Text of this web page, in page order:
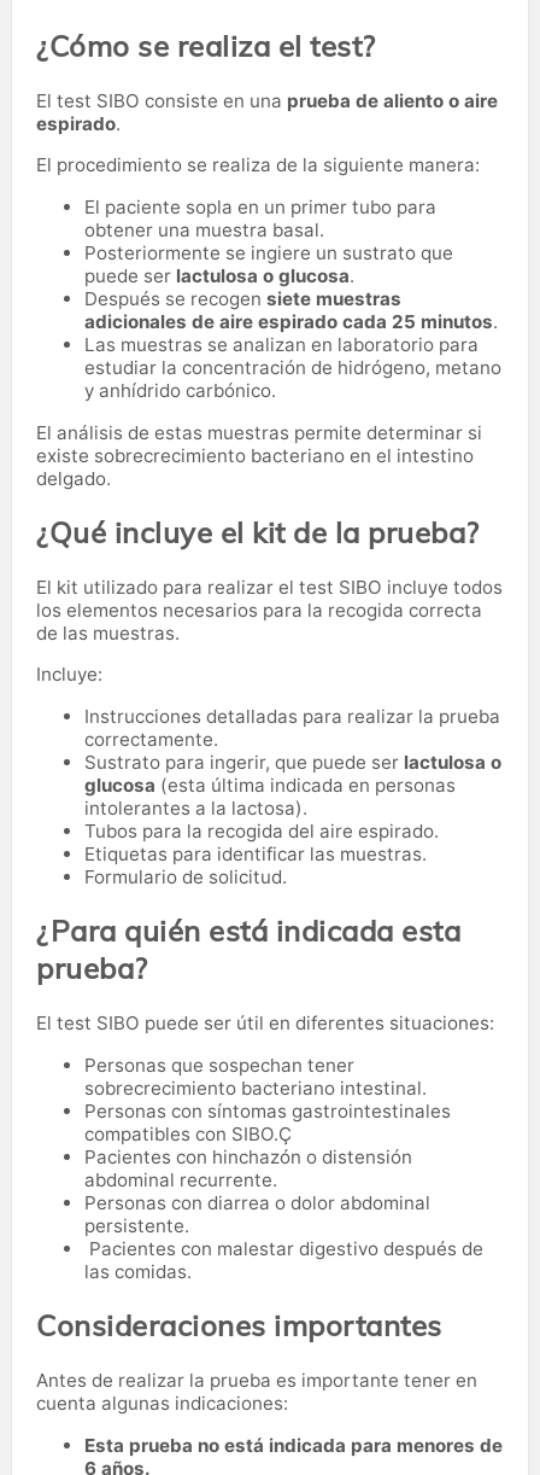
¿Cómo se realiza el test?
El test SIBO consiste en una prueba de aliento o aire
espirado.
El procedimiento se realiza de la siguiente manera:
El paciente sopla en un primer tubo para
obtener una muestra basal.
Posteriormente se ingiere un sustrato que
puede ser lactulosa o glucosa.
Después se recogen siete muestras
adicionales de aire espirado cada 25 minutos.
Las muestras se analizan en laboratorio para
estudiar la concentración de hidrógeno, metano
y anhídrido carbónico.
El análisis de estas muestras permite determinar si
existe sobrecrecimiento bacteriano en el intestino
delgado.
¿Qué incluye el kit de la prueba?
El kit utilizado para realizar el test SIBO incluye todos
los elementos necesarios para la recogida correcta
de las muestras.
Incluye:
Instrucciones detalladas para realizar la prueba
correctamente.
Sustrato para ingerir, que puede ser lactulosa o
glucosa (esta última indicada en personas
intolerantes a la lactosa).
Tubos para la recogida del aire espirado.
Etiquetas para identificar las muestras.
Formulario de solicitud.
¿Para quién está indicada esta
prueba?
El test SIBO puede ser útil en diferentes situaciones:
Personas que sospechan tener
sobrecrecimiento bacteriano intestinal.
Personas con síntomas gastrointestinales
compatibles con SIBO.Ç
Pacientes con hinchazón o distensión
abdominal recurrente.
Personas con diarrea o dolor abdominal
persistente.
Pacientes con malestar digestivo después de
las comidas.
Consideraciones importantes
Antes de realizar la prueba es importante tener en
cuenta algunas indicaciones:
Esta prueba no está indicada para menores de
6 años.